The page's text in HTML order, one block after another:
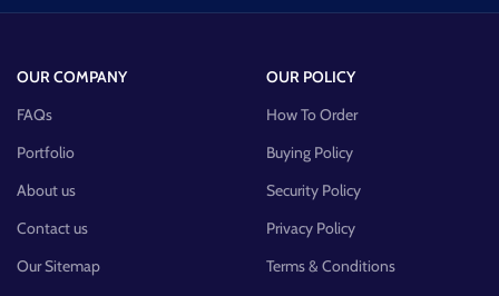
OUR COMPANY
FAQs
Portfolio
About us
Contact us
Our Sitemap
OUR POLICY
How To Order
Buying Policy
Security Policy
Privacy Policy
Terms & Conditions